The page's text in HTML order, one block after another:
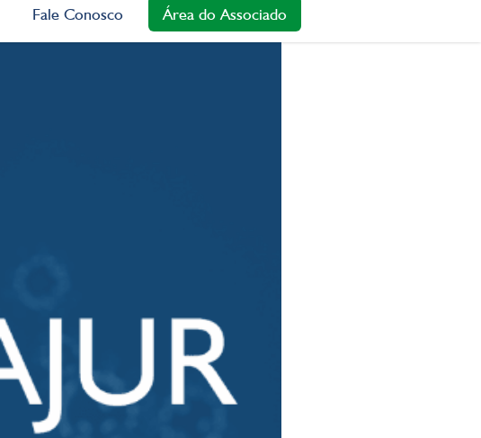
Fale Conosco Área do Associado